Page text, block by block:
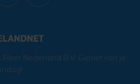
Fiber Nederland B.V. Geniet van je